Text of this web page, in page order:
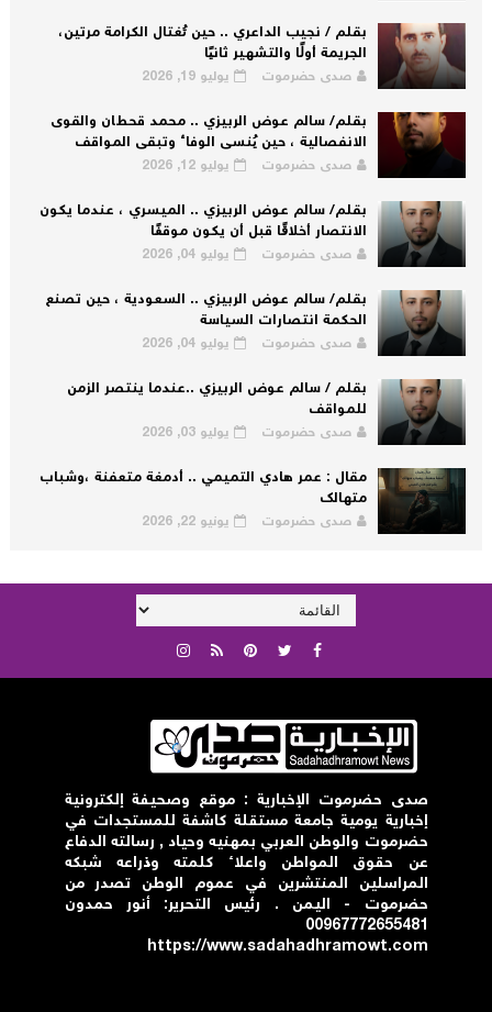
بقلم / نجيب الداعري .. حين تُغتال الكرامة مرتين،
الجريمة أولًا والتشهير ثانيًا
صدى حضرموت يوليو 19, 2026
بقلم/ سالم عوض الربيزي .. محمد قحطان والقوى
الانفصالية ، حين يُنسى الوفاء وتبقى المواقف
صدى حضرموت يوليو 12, 2026
بقلم/ سالم عوض الربيزي .. الميسري ، عندما يكون
الانتصار أخلاقًا قبل أن يكون موقفًا
صدى حضرموت يوليو 04, 2026
بقلم/ سالم عوض الربيزي .. السعودية ، حين تصنع
الحكمة انتصارات السياسة
صدى حضرموت يوليو 04, 2026
بقلم / سالم عوض الربيزي ..عندما ينتصر الزمن
للمواقف
صدى حضرموت يوليو 03, 2026
مقال : عمر هادي التميمي .. أدمغة متعفنة ،وشباب
متهالك
صدى حضرموت يونيو 22, 2026
صدى حضرموت الإخبارية : موقع وصحيفة إلكترونية
إخبارية يومية جامعة مستقلة كاشفة للمستجدات في
حضرموت والوطن العربي بمهنيه وحياد , رسالته الدفاع
عن حقوق المواطن واعلاء كلمته وذراعه شبكه
المراسلين المنتشرين في عموم الوطن تصدر من
حضرموت - اليمن . رئيس التحرير: أنور حمدون
00967772655481
https://www.sadahadhramowt.com